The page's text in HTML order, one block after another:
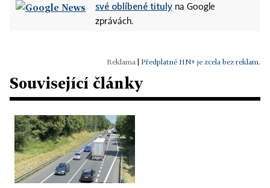
své oblíbené tituly na Google
zprávách.
Předplatné HN+ je zcela bez reklam.
Související články